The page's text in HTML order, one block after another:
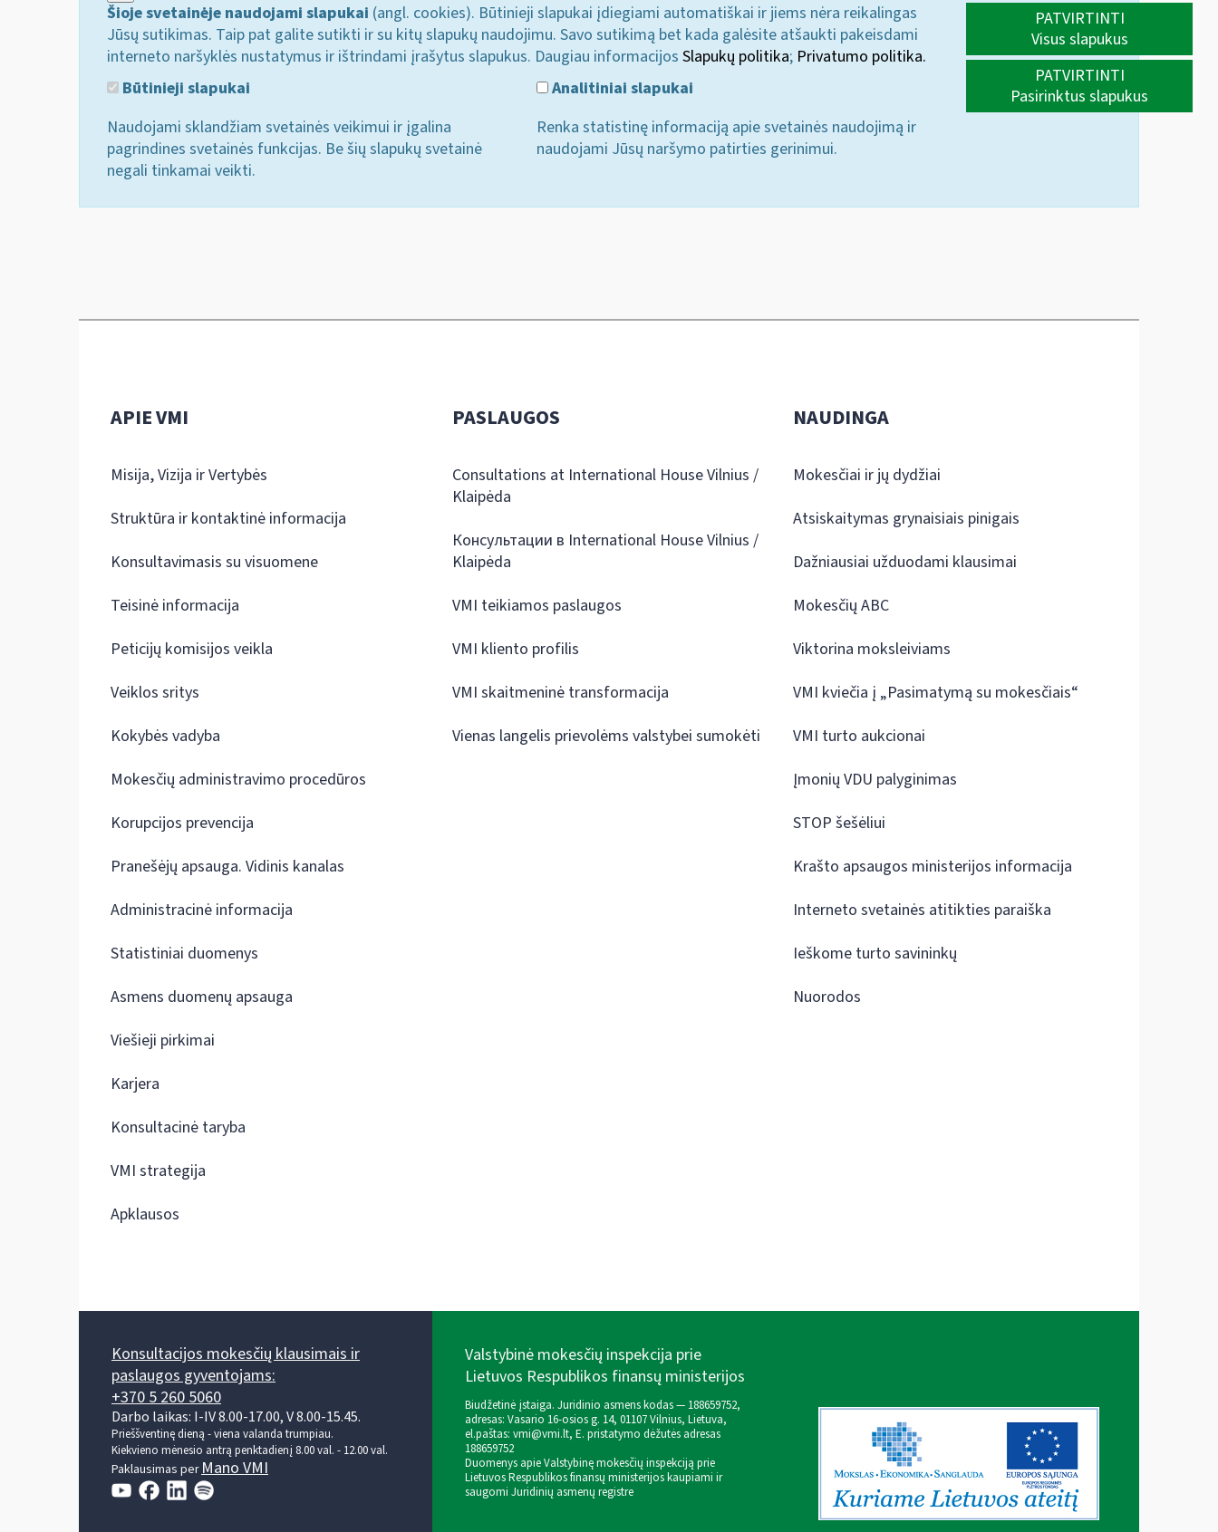
Šioje svetainėje naudojami slapukai (angl. cookies). Būtinieji slapukai įdiegiami automatiškai ir jiems nėra reikalingas
Jūsų sutikimas. Taip pat galite sutikti ir su kitų slapukų naudojimu. Savo sutikimą bet kada galėsite atšaukti pakeisdami
interneto naršyklės nustatymus ir ištrindami įrašytus slapukus. Daugiau informacijos Slapukų politika; Privatumo politika.
Būtinieji slapukai
Naudojami sklandžiam svetainės veikimui ir įgalina
pagrindines svetainės funkcijas. Be šių slapukų svetainė
negali tinkamai veikti.
Analitiniai slapukai
Renka statistinę informaciją apie svetainės naudojimą ir
naudojami Jūsų naršymo patirties gerinimui.
PATVIRTINTI
Visus slapukus
PATVIRTINTI
Pasirinktus slapukus
APIE VMI
Misija, Vizija ir Vertybės
Struktūra ir kontaktinė informacija
Konsultavimasis su visuomene
Teisinė informacija
Peticijų komisijos veikla
Veiklos sritys
Kokybės vadyba
Mokesčių administravimo procedūros
Korupcijos prevencija
Pranešėjų apsauga. Vidinis kanalas
Administracinė informacija
Statistiniai duomenys
Asmens duomenų apsauga
Viešieji pirkimai
Karjera
Konsultacinė taryba
VMI strategija
Apklausos
PASLAUGOS
Consultations at International House Vilnius /
Klaipėda
Консультации в International House Vilnius /
Klaipėda
VMI teikiamos paslaugos
VMI kliento profilis
VMI skaitmeninė transformacija
Vienas langelis prievolėms valstybei sumokėti
NAUDINGA
Mokesčiai ir jų dydžiai
Atsiskaitymas grynaisiais pinigais
Dažniausiai užduodami klausimai
Mokesčių ABC
Viktorina moksleiviams
VMI kviečia į „Pasimatymą su mokesčiais“
VMI turto aukcionai
Įmonių VDU palyginimas
STOP šešėliui
Krašto apsaugos ministerijos informacija
Interneto svetainės atitikties paraiška
Ieškome turto savininkų
Nuorodos
Konsultacijos mokesčių klausimais ir
paslaugos gyventojams:
+370 5 260 5060
Darbo laikas: I-IV 8.00-17.00, V 8.00-15.45.
Prieššventinę dieną - viena valanda trumpiau.
Kiekvieno mėnesio antrą penktadienį 8.00 val. - 12.00 val.
Paklausimas per Mano VMI
Valstybinė mokesčių inspekcija prie
Lietuvos Respublikos finansų ministerijos
Biudžetinė įstaiga. Juridinio asmens kodas — 188659752,
adresas: Vasario 16-osios g. 14, 01107 Vilnius, Lietuva,
el.paštas: vmi@vmi.lt, E. pristatymo dėžutės adresas
188659752
Duomenys apie Valstybinę mokesčių inspekciją prie
Lietuvos Respublikos finansų ministerijos kaupiami ir
saugomi Juridinių asmenų registre